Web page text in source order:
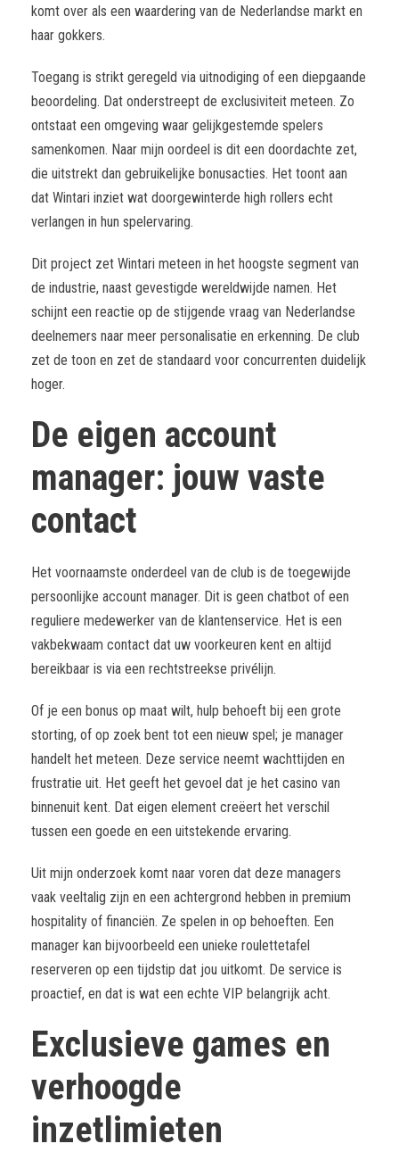
komt over als een waardering van de Nederlandse markt en
haar gokkers.
Toegang is strikt geregeld via uitnodiging of een diepgaande
beoordeling. Dat onderstreept de exclusiviteit meteen. Zo
ontstaat een omgeving waar gelijkgestemde spelers
samenkomen. Naar mijn oordeel is dit een doordachte zet,
die uitstrekt dan gebruikelijke bonusacties. Het toont aan
dat Wintari inziet wat doorgewinterde high rollers echt
verlangen in hun spelervaring.
Dit project zet Wintari meteen in het hoogste segment van
de industrie, naast gevestigde wereldwijde namen. Het
schijnt een reactie op de stijgende vraag van Nederlandse
deelnemers naar meer personalisatie en erkenning. De club
zet de toon en zet de standaard voor concurrenten duidelijk
hoger.
De eigen account
manager: jouw vaste
contact
Het voornaamste onderdeel van de club is de toegewijde
persoonlijke account manager. Dit is geen chatbot of een
reguliere medewerker van de klantenservice. Het is een
vakbekwaam contact dat uw voorkeuren kent en altijd
bereikbaar is via een rechtstreekse privélijn.
Of je een bonus op maat wilt, hulp behoeft bij een grote
storting, of op zoek bent tot een nieuw spel; je manager
handelt het meteen. Deze service neemt wachttijden en
frustratie uit. Het geeft het gevoel dat je het casino van
binnenuit kent. Dat eigen element creëert het verschil
tussen een goede en een uitstekende ervaring.
Uit mijn onderzoek komt naar voren dat deze managers
vaak veeltalig zijn en een achtergrond hebben in premium
hospitality of financiën. Ze spelen in op behoeften. Een
manager kan bijvoorbeeld een unieke roulettetafel
reserveren op een tijdstip dat jou uitkomt. De service is
proactief, en dat is wat een echte VIP belangrijk acht.
Exclusieve games en
verhoogde
inzetlimieten